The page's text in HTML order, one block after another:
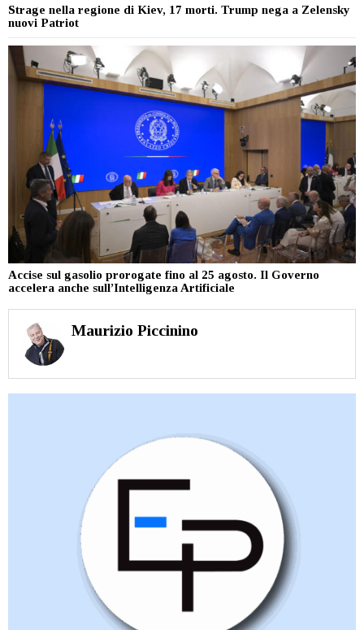
Strage nella regione di Kiev, 17 morti. Trump nega a Zelensky
nuovi Patriot
Accise sul gasolio prorogate fino al 25 agosto. Il Governo
accelera anche sull’Intelligenza Artificiale
Maurizio Piccinino